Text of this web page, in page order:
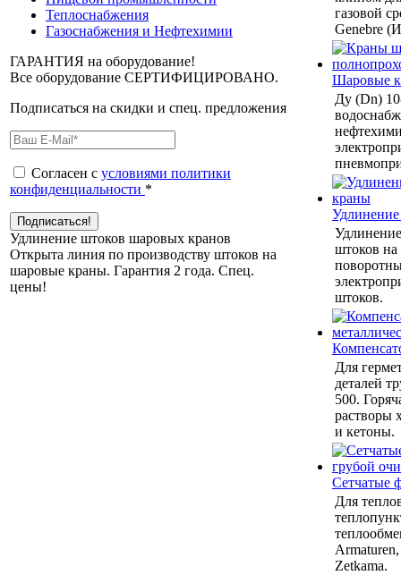
Теплоснабжения
Газоснабжения и Нефтехимии
ГАРАНТИЯ на оборудование!
Все оборудование СЕРТИФИЦИРОВАНО.
Подписаться на скидки и спец. предложения
Согласен с условиями политики
конфиденциальности *
Удлинение штоков шаровых кранов
Открыта линия по производству штоков на
шаровые краны. Гарантия 2 года. Cпец.
цены!
газовой
Genebre
Шаровые
Ду (Dn)
штоков
штоков.
Для
деталей
500.
растворы
и кетоны.
Сетчатые
Для
Zetkama.